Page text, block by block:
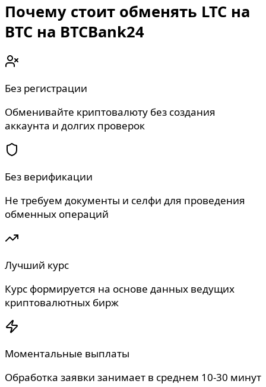
Почему стоит обменять LTC на
BTC на BTCBank24
Без регистрации
Обменивайте криптовалюту без создания
аккаунта и долгих проверок
Без верификации
Не требуем документы и селфи для проведения
обменных операций
Лучший курс
Курс формируется на основе данных ведущих
криптовалютных бирж
Моментальные выплаты
Обработка заявки занимает в среднем 10-30 минут